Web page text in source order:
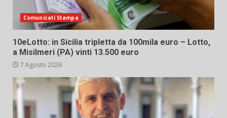
Comunicati Stampa
10eLotto: in Sicilia tripletta da 100mila euro – Lotto,
a Misilmeri (PA) vinti 13.500 euro
7 Agosto 2026